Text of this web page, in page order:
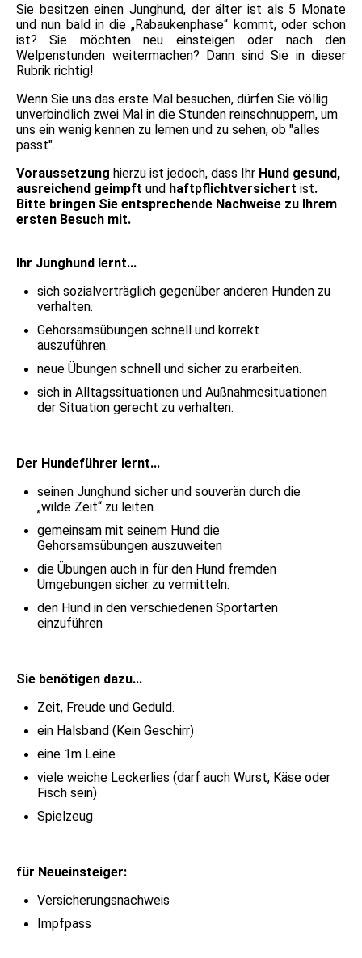
Sie besitzen einen Junghund, der älter ist als 5 Monate
und nun bald in die „Rabaukenphase“ kommt, oder schon
ist? Sie möchten neu einsteigen oder nach den
Welpenstunden weitermachen? Dann sind Sie in dieser
Rubrik richtig!
Wenn Sie uns das erste Mal besuchen, dürfen Sie völlig
unverbindlich zwei Mal in die Stunden reinschnuppern, um
uns ein wenig kennen zu lernen und zu sehen, ob "alles
passt".
Voraussetzung hierzu ist jedoch, dass Ihr Hund gesund,
ausreichend geimpft und haftpflichtversichert ist.
Bitte bringen Sie entsprechende Nachweise zu Ihrem
ersten Besuch mit.
Ihr Junghund lernt...
sich sozialverträglich gegenüber anderen Hunden zu
verhalten.
Gehorsamsübungen schnell und korrekt
auszuführen.
neue Übungen schnell und sicher zu erarbeiten.
sich in Alltagssituationen und Außnahmesituationen
der Situation gerecht zu verhalten.
Der Hundeführer lernt...
seinen Junghund sicher und souverän durch die
„wilde Zeit“ zu leiten.
gemeinsam mit seinem Hund die
Gehorsamsübungen auszuweiten
die Übungen auch in für den Hund fremden
Umgebungen sicher zu vermitteln.
den Hund in den verschiedenen Sportarten
einzuführen
Sie benötigen dazu...
Zeit, Freude und Geduld.
ein Halsband (Kein Geschirr)
eine 1m Leine
viele weiche Leckerlies (darf auch Wurst, Käse oder
Fisch sein)
Spielzeug
für Neueinsteiger:
Versicherungsnachweis
Impfpass